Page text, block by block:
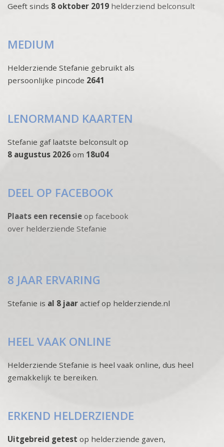
Geeft sinds 8 oktober 2019 helderziend belconsult
MEDIUM
Helderziende Stefanie gebruikt als
persoonlijke pincode 2641
LENORMAND KAARTEN
Stefanie gaf laatste belconsult op
8 augustus 2026 om 18u04
DEEL OP FACEBOOK
Plaats een recensie op facebook
over helderziende Stefanie
8 JAAR ERVARING
Stefanie is al 8 jaar actief op helderziende.nl
HEEL VAAK ONLINE
Helderziende Stefanie is heel vaak online, dus heel
gemakkelijk te bereiken.
ERKEND HELDERZIENDE
Uitgebreid getest op helderziende gaven,